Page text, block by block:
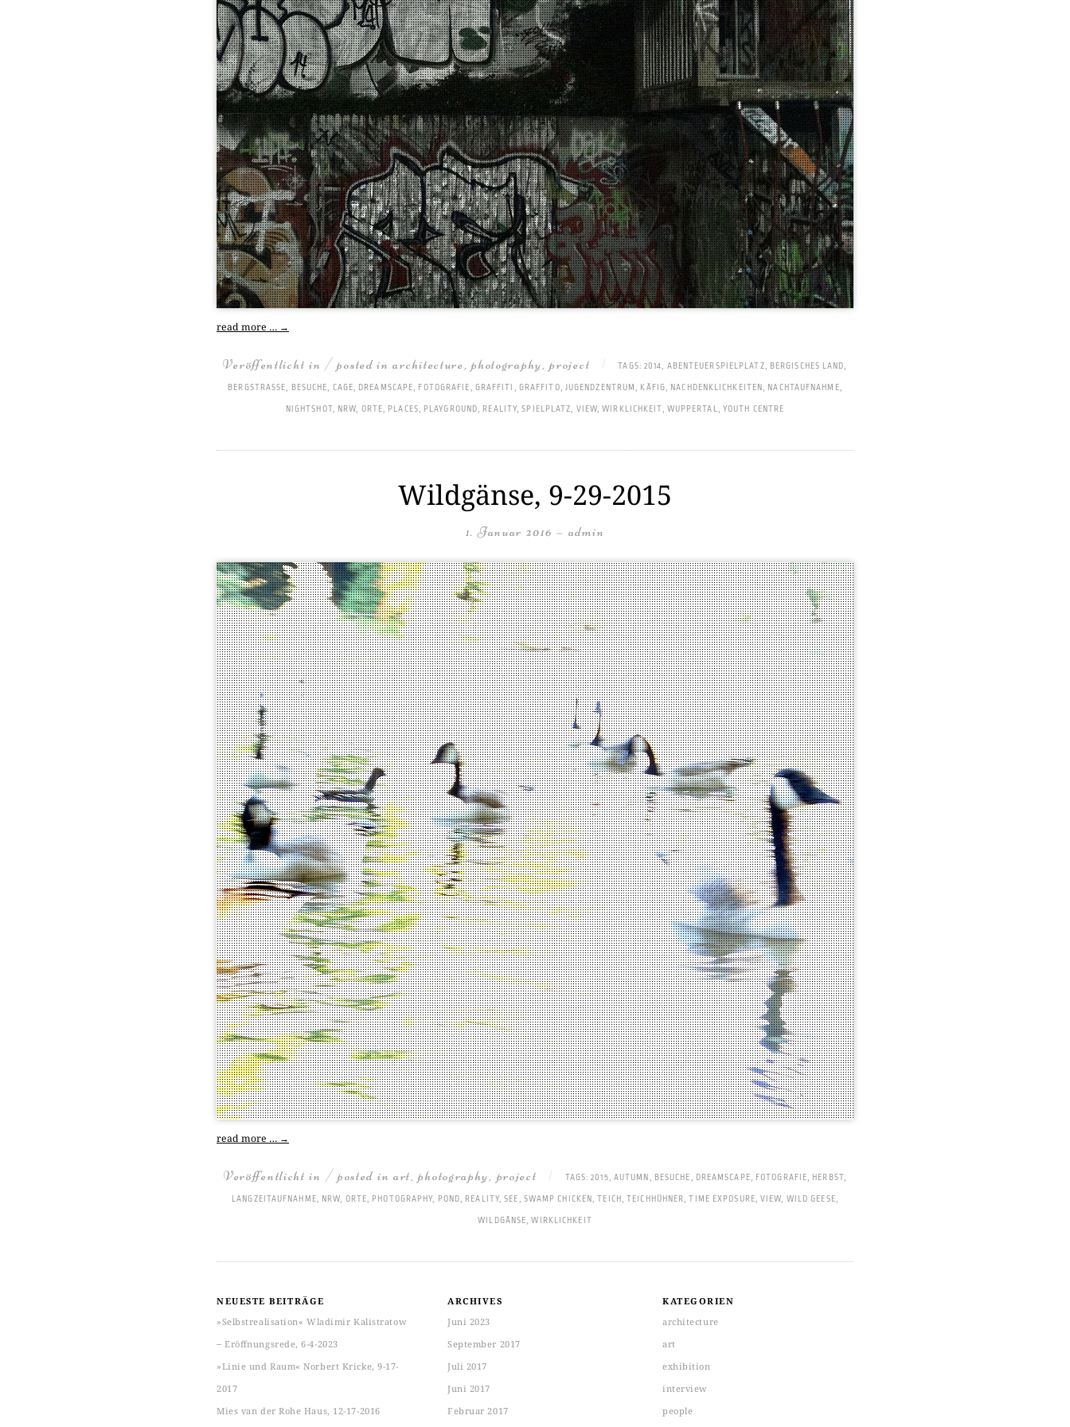
read more … →
Veröffentlicht in / posted inarchitecture,photography,project TAGS:2014, ABENTEUERSPIELPLATZ, BERGISCHES LAND,
BERGSTRASSE , BESUCHE, CAGE, DREAMSCAPE, FOTOGRAFIE, GRAFFITI , GRAFFITO, JUGENDZENTRUM, KÄFIG, NACHDENKLICHKEITEN, NACHTAUFNAHME,
NIGHTSHOT, NRW, ORTE, PLACES, PLAYGROUND, REALITY,SPIELPLATZ, VIEW,WIRKLICHKEIT, WUPPERTAL, YOUTH CENTRE
Wildgänse, 9-29-2015
1. Januar 2016 — admin
read more … →
Veröffentlicht in / posted in art,photography, project TAGS:2015, AUTUMN , BESUCHE, DREAMSCAPE, FOTOGRAFIE, HERBST ,
LANGZEITAUFNAHME, NRW, ORTE, PHOTOGRAPHY, POND, REALITY,SEE, SWAMP CHICKEN, TEICH, TEICHHÜHNER, TIME EXPOSURE,VIEW, WILD GEESE,
WILDGÄNSE,WIRKLICHKEIT
NEUESTE BEITRÄGE
»Selbstrealisation« Wladimir Kalistratow
‒ Eröffnungsrede, 6-4-2023
»Linie und Raum« Norbert Kricke, 9-17-
2017
Mies van der Rohe Haus, 12-17-2016
ARCHIVES
Juni 2023
September 2017
Juli 2017
Juni 2017
Februar 2017
KATEGORIEN
architecture
art
exhibition
interview
people